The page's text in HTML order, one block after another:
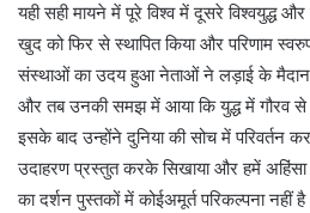
यही सही मायने में पूरे विश्व में दूसरे विश्वयुद्ध
खुद को फिर से स्थापित किया और परिणाम
संस्थाओं का उदय हुआ नेताओं ने लड़ाई के मैदान
और तब उनकी समझ में आया कि युद्ध में गौरव से
इसके बाद उन्होंने दुनिया की सोच में परिवर्तन
उदाहरण प्रस्तुत करके सिखाया और हमें अहिंसा
का दर्शन पुस्तकों में कोईअमूर्त परिकल्पना नहीं